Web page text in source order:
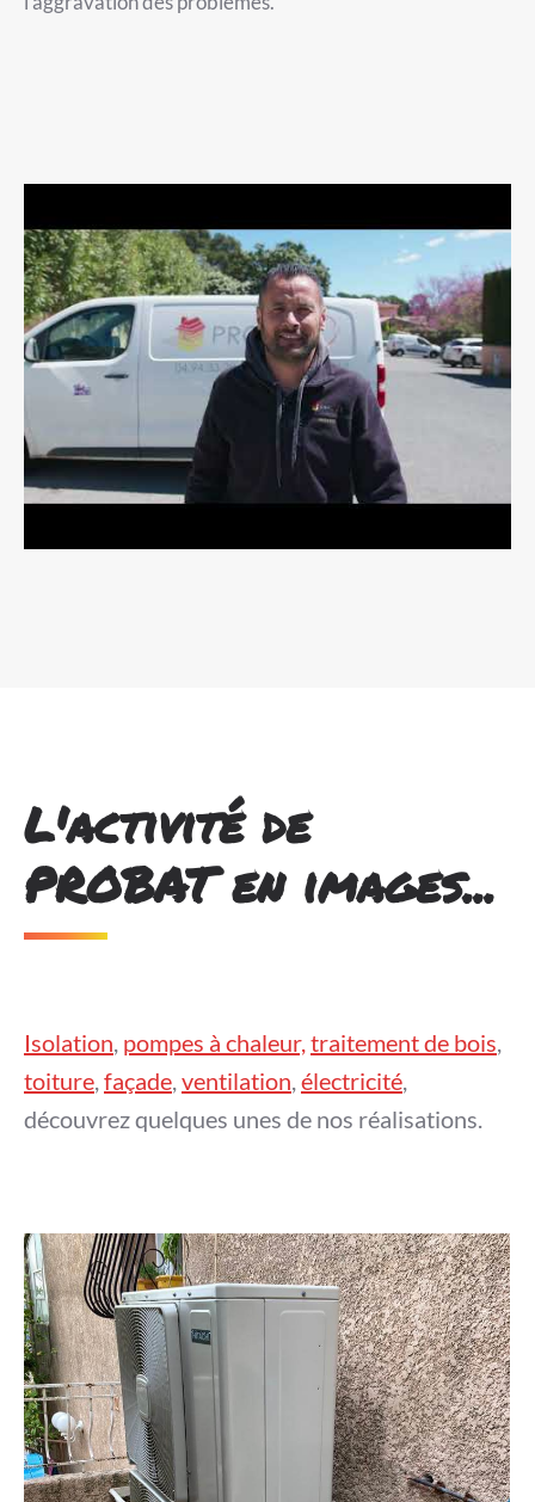
L'activité de
PROBAT en images...
Isolation, pompes à chaleur,traitement de bois,
toiture,façade,ventilation,électricité,
découvrez quelques unes de nos réalisations.